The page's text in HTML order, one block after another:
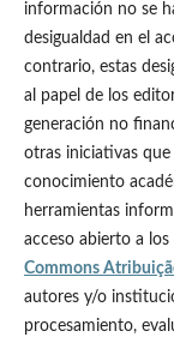
información no se
desigualdad en el
contrario, estas
al papel de los
generación no
otras iniciativas que
conocimiento
herramientas
acceso abierto a
Commons
autores y/o
procesamiento,